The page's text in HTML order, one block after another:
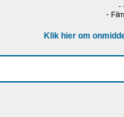
-
-
Klik hier om